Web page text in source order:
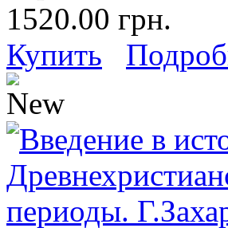
1520.00 грн.
Купить